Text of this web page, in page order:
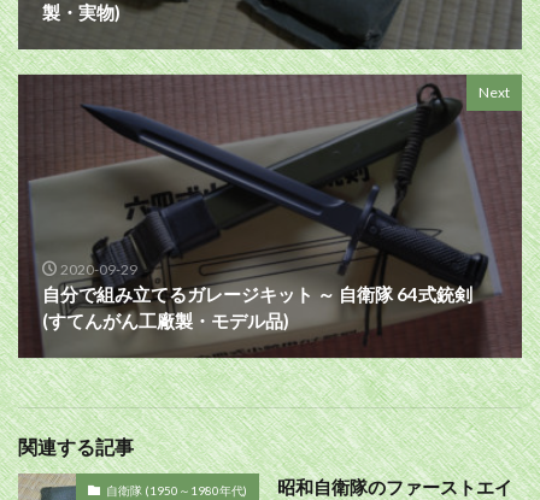
製・実物)
Next
2020-09-29
自分で組み立てるガレージキット ～ 自衛隊 64式銃剣
(すてんがん工廠製・モデル品)
関連する記事
自衛隊 (1950～1980年代)
昭和自衛隊のファーストエイ